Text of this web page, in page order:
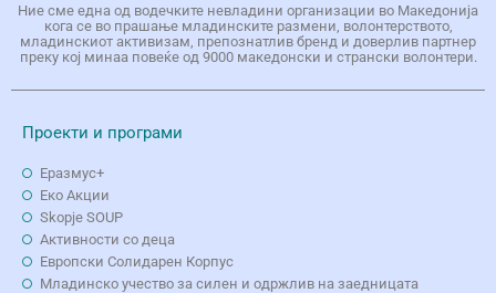
Ние сме една од водечките невладини организации во Македонија
кога се во прашање младинските размени, волонтерството,
младинскиот активизам, препознатлив бренд и доверлив партнер
преку кој минаа повеќе од 9000 македонски и странски волонтери.
Проекти и програми
Еразмус+
Еко Aкции
Skopje SOUP
Активности со деца
Европски Солидарен Корпус
Младинско учество за силен и одржлив на заедницата